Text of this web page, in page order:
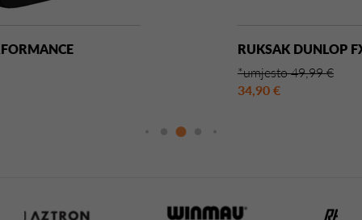
RUKSAK DUNLOP FX CLUB